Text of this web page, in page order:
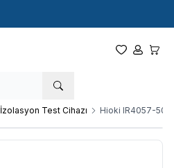
İzolasyon Test Cihazı Hioki IR4057-50